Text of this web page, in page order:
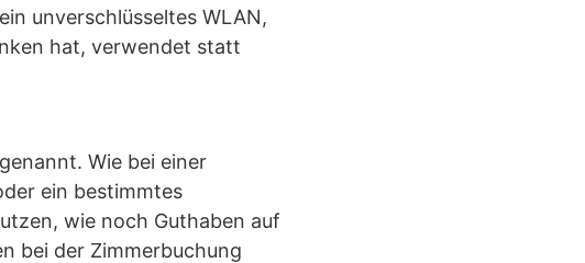
unverschlüsseltes WLAN,
hat, verwendet statt
Wie bei einer
ein bestimmtes
wie noch Guthaben auf
bei der Zimmerbuchung